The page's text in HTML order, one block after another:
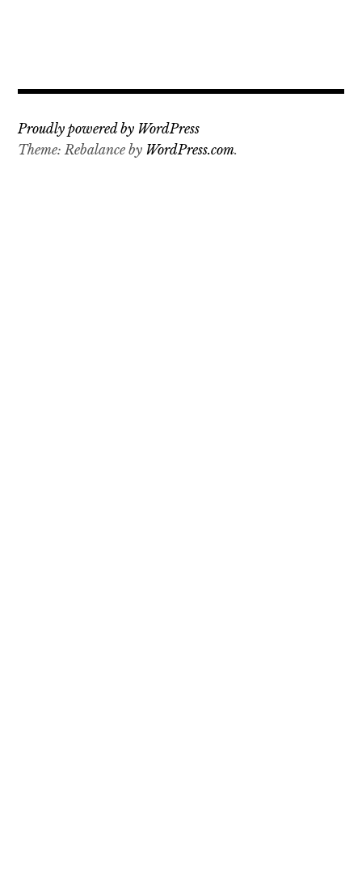
Proudly powered by WordPress
Theme: Rebalance by WordPress.com.